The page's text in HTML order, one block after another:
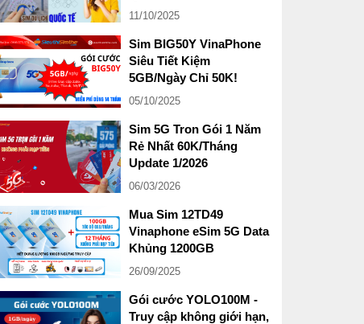
11/10/2025
Sim BIG50Y VinaPhone
Siêu Tiết Kiệm
5GB/Ngày Chỉ 50K!
05/10/2025
Sim 5G Tron Gói 1 Năm
Rẻ Nhất 60K/Tháng
Update 1/2026
06/03/2026
Mua Sim 12TD49
Vinaphone eSim 5G Data
Khủng 1200GB
26/09/2025
Gói cước YOLO100M -
Truy cập không giới hạn,